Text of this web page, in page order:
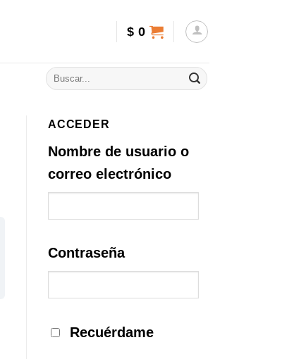
$ 0
ACCEDER
Nombre de usuario o
correo electrónico
Contraseña
Recuérdame